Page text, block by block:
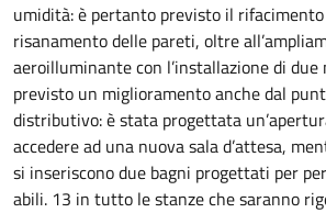
umidità: è pertanto previsto il
risanamento delle pareti, oltre
aeroilluminante con l’installazione di due
previsto un miglioramento anche dal
distributivo: è stata progettata
accedere ad una nuova sala d’attesa,
si inseriscono due bagni progettati per
abili. 13 in tutto le stanze che saranno